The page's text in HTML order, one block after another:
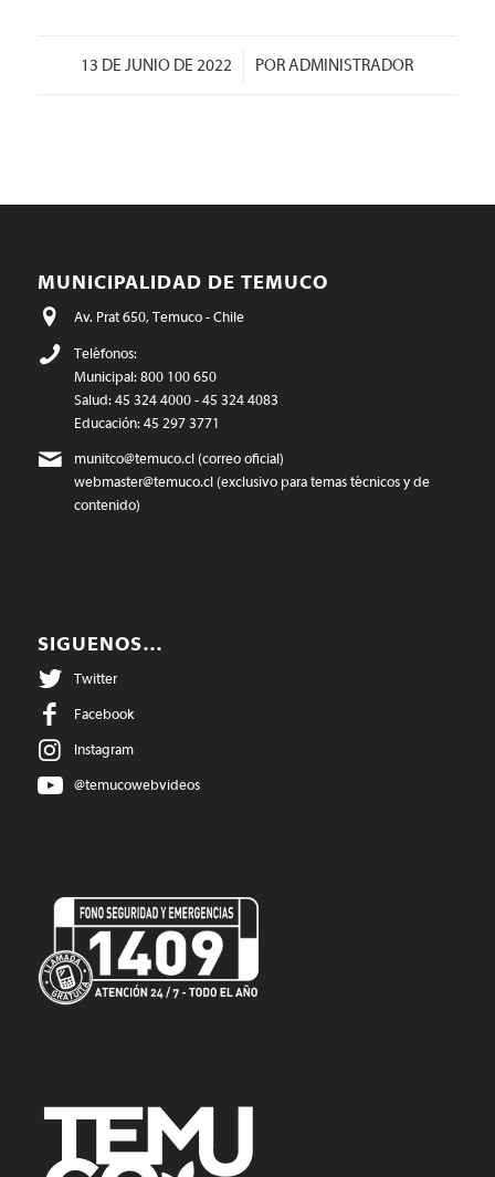
13 DE JUNIO DE 2022
/ PORADMINISTRADOR
MUNICIPALIDAD DE TEMUCO
Av. Prat 650, Temuco - Chile
Teléfonos:
Municipal: 800 100 650
Salud: 45 324 4000 - 45 324 4083
Educación: 45 297 3771
munitco@temuco.cl(correo oficial)
webmaster@temuco.cl(exclusivo para temas técnicos y de
contenido)
SIGUENOS…
Twitter
Facebook
Instagram
@temucowebvideos